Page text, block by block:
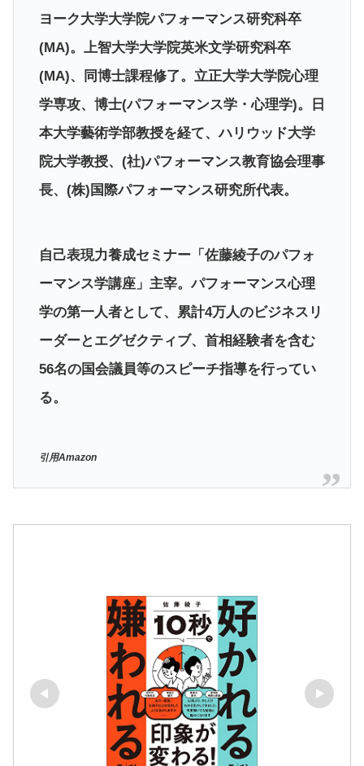
ヨーク大学大学院パフォーマンス研究科卒
(MA)。上智大学大学院英米文学研究科卒
(MA)、同博士課程修了。立正大学大学院心理
学専攻、博士(パフォーマンス学・心理学)。日
本大学藝術学部教授を経て、ハリウッド大学
院大学教授、(社)パフォーマンス教育協会理事
長、(株)国際パフォーマンス研究所代表。
自己表現力養成セミナー「佐藤綾子のパフォ
ーマンス学講座」主宰。パフォーマンス心理
学の第一人者として、累計4万人のビジネスリ
ーダーとエグゼクティブ、首相経験者を含む
56名の国会議員等のスピーチ指導を行ってい
る。
引用Amazon